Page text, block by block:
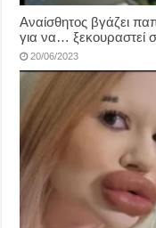
Αναίσθητος βγάζει
για να… ξεκουραστεί
20/06/2023